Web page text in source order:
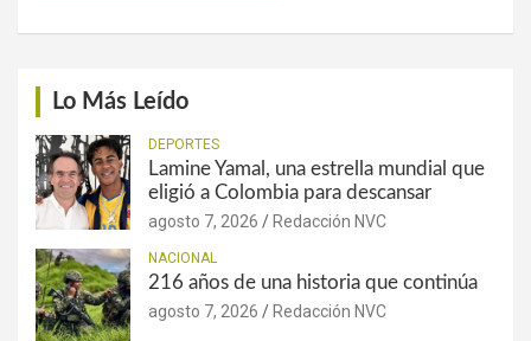
Lo Más Leído
DEPORTES
Lamine Yamal, una estrella mundial que
eligió a Colombia para descansar
agosto 7, 2026 Redacción NVC
NACIONAL
216 años de una historia que continúa
agosto 7, 2026 Redacción NVC